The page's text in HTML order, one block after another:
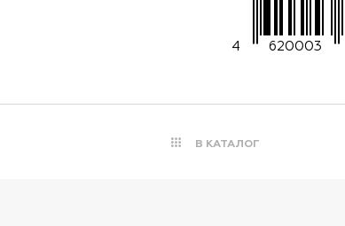
4 620003
В КАТАЛОГ